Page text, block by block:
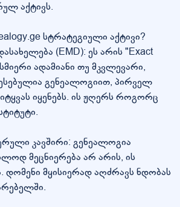
აქტივს.
სტრატეგიული აქტივი?
(EMD): ეს არის "Exact
ადამიანი თუ მკვლევარი,
გენეალოგიით, პირველ
იყენებს. ის ჟღერს როგორც
კავშირი: გენეალოგია
მეცნიერება არ არის, ის
დომენი მყისიერად აღძრავს ნდობას